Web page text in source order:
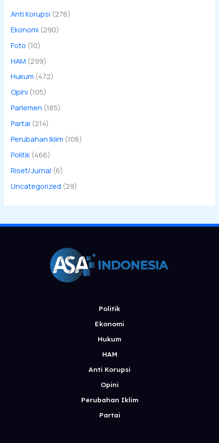
Anti Korupsi (278)
Ekonomi (290)
Foto (10)
HAM (299)
Hukum (472)
Opini (105)
Parlemen (185)
Partai (214)
Perubahan Iklim (108)
Politik (466)
Riset/Jurnal (6)
Uncategorized (29)
Politik
Ekonomi
Hukum
HAM
Anti Korupsi
Opini
Perubahan Iklim
Partai